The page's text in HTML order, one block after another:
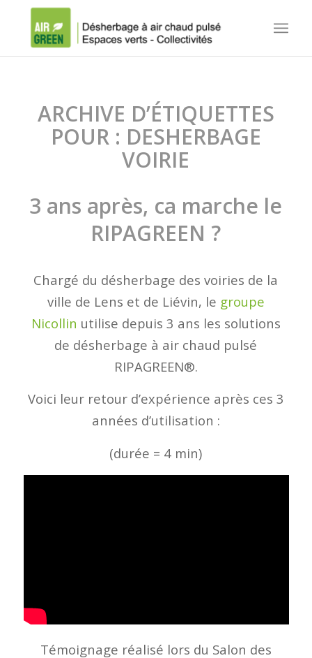
ARCHIVE D’ÉTIQUETTES
POUR : DESHERBAGE
VOIRIE
3 ans après, ca marche le
RIPAGREEN ?
Chargé du désherbage des voiries de la
ville de Lens et de Liévin, le groupe
Nicollin utilise depuis 3 ans les solutions
de désherbage à air chaud pulsé
RIPAGREEN®.
Voici leur retour d’expérience après ces 3
années d’utilisation :
(durée = 4 min)
Témoignage réalisé lors du Salon des